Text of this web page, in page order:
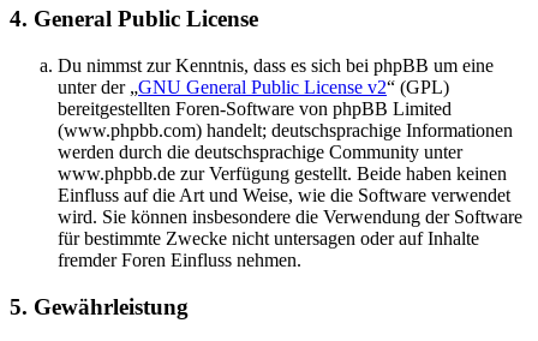
4. General Public License
Du nimmst zur Kenntnis, dass es sich bei phpBB um eine
unter der „GNU General Public License v2“ (GPL)
bereitgestellten Foren-Software von phpBB Limited
(www.phpbb.com) handelt; deutschsprachige Informationen
werden durch die deutschsprachige Community unter
www.phpbb.de zur Verfügung gestellt. Beide haben keinen
Einfluss auf die Art und Weise, wie die Software verwendet
wird. Sie können insbesondere die Verwendung der Software
für bestimmte Zwecke nicht untersagen oder auf Inhalte
fremder Foren Einfluss nehmen.
5. Gewährleistung